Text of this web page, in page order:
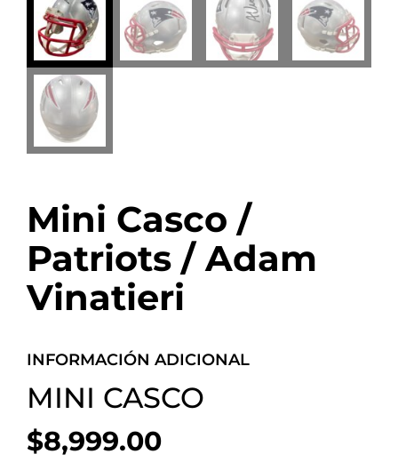
Mini Casco /
Patriots / Adam
Vinatieri
INFORMACIÓN ADICIONAL
MINI CASCO
$8,999.00